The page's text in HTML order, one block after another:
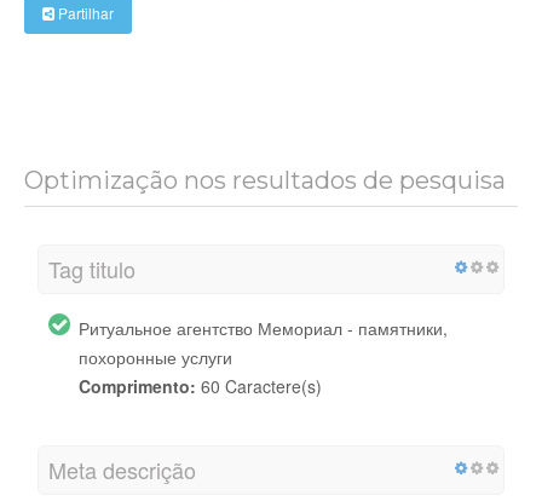
Partilhar
Optimização nos resultados de pesquisa
Tag titulo
Ритуальное агентство Мемориал - памятники,
похоронные услуги
Comprimento: 60 Caractere(s)
Meta descrição